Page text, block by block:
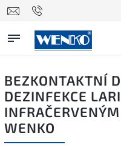
BEZKONTAKTNÍ
DEZINFEKCE
WENKO